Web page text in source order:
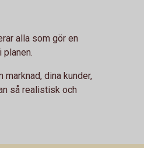
alla som gör en
dina kunder,
så realistisk och